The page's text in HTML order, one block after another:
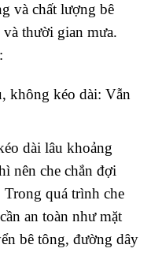
và chất lượng bê
thười gian mưa.
không kéo dài: Vẫn
dài lâu khoảng
nên che chắn đợi
quá trình che
an toàn như mặt
bê tông, đường dây